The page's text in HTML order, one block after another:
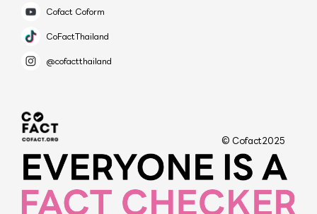
Cofact Coform
CoFactThailand
@cofactthailand
© Cofact2025